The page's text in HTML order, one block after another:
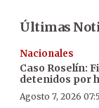
Últimas
Nacionales
Caso Roselín:
detenidos por
Agosto 7, 2026